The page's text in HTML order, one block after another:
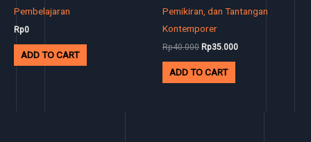
Pembelajaran
Rp0
ADD TO CART
Pemikiran, dan Tantangan
Kontemporer
Rp40.000 Rp35.000
ADD TO CART